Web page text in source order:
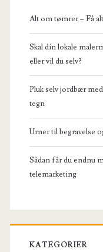
Alt om tømrer – Få
Skal din lokale
eller vil du selv?
Pluk selv jordbær
tegn
Urner til begravelse
Sådan får du endnu
telemarketing
KATEGORIER